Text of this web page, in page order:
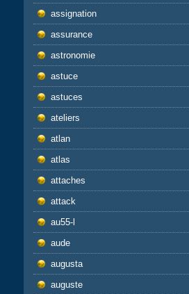
assignation
assurance
astronomie
astuce
astuces
ateliers
atlan
atlas
attaches
attack
au55-l
aude
augusta
auguste